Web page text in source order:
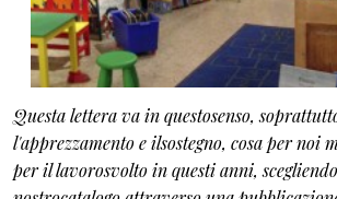
Questa lettera va in questosenso,
l'apprezzamento e ilsostegno, cosa per noi
per il lavorosvolto in questi anni,